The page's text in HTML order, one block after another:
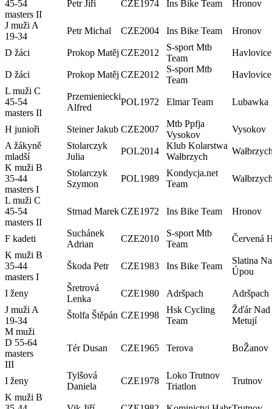
45-54
masters II
Petr Jiří CZE1974 Ins Bike Team Hronov
J muži A
19-34
Petr Michal CZE2004 Ins Bike Team Hronov
D žáci Prokop Matěj CZE2012
S-sport Mtb
Team
Havlovice
D žáci Prokop Matěj CZE2012
S-sport Mtb
Team
Havlovice
L muži C
45-54
masters II
Przemieniecki
Alfred
POL1972 Elmar Team Lubawka
H junioři Steiner Jakub CZE2007
Mtb Ppfja
Vysokov
Vysokov
A žákyně
mladší
Stolarczyk
Julia
POL2014
Klub Kolarstwa
Wałbrzych
K muži B
35-44
masters I
Stolarczyk
Szymon
POL1989
Kondycja.net
Team
L muži C
45-54
masters II
Strnad MarekCZE1972 Ins Bike Team Hronov
F kadeti
Suchánek
Adrian
CZE2010
S-sport Mtb
Team
Červená
K muži B
35-44
masters I
Škoda Petr CZE1983 Ins Bike Team
Slatina
Úpou
I ženy
Šretrová
Lenka
CZE1980 Adršpach
Adršpach
J muži A
19-34
Štolfa Štěpán CZE1998
Hsk Cycling
Team
Žďár Nad
Metují
M muži
D 55-64
masters
III
Tér Dusan CZE1965 Terova BoŽanov
I ženy
Tylšová
Daniela
CZE1978
Loko Trutnov
Triatlon
Trutnov
K muži B